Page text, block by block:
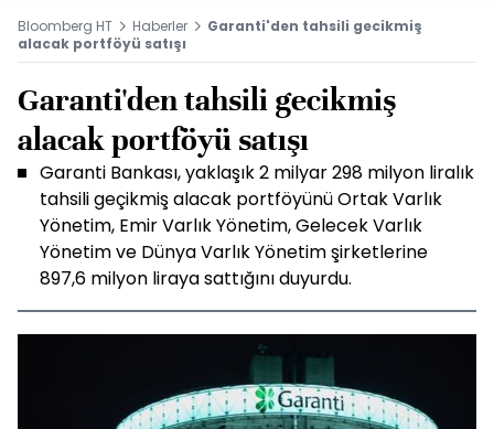
Bloomberg HT Haberler
Garanti'den tahsili gecikmiş
alacak portföyü satışı
Garanti'den tahsili gecikmiş
alacak portföyü satışı
Garanti Bankası, yaklaşık 2 milyar 298 milyon liralık
tahsili geçikmiş alacak portföyünü Ortak Varlık
Yönetim, Emir Varlık Yönetim, Gelecek Varlık
Yönetim ve Dünya Varlık Yönetim şirketlerine
897,6 milyon liraya sattığını duyurdu.